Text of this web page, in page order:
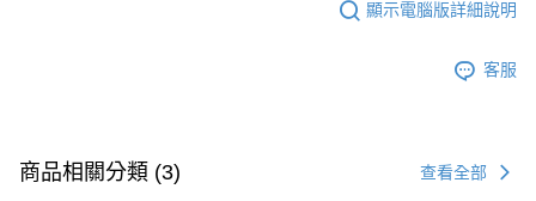
顯示電腦版詳細說明
客服
商品相關分類 (3) 查看全部